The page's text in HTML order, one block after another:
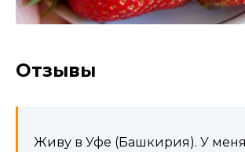
Отзывы
Живу в Уфе (Башкирия). У